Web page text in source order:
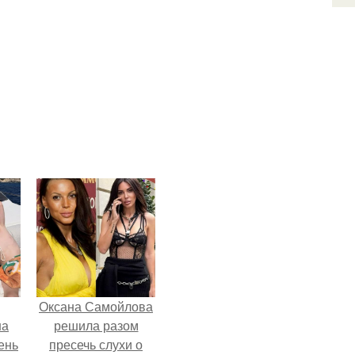
Оксана Самойлова
решила разом
пресечь слухи о